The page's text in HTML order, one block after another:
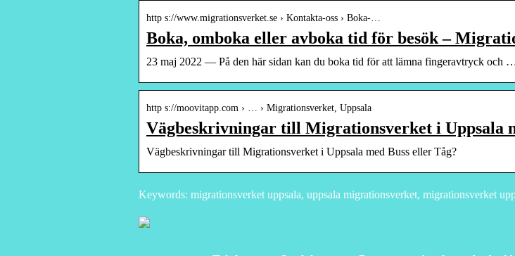
http s://www.migrationsverket.se › Kontakta-oss › Boka-…
Boka, omboka eller avboka tid för besök –
23 maj 2022 — På den här sidan kan du boka tid för att lämna fingeravtryck och
http s://moovitapp.com › … › Migrationsverket, Uppsala
Vägbeskrivningar till Migrationsverket i Uppsala
Vägbeskrivningar till Migrationsverket i Uppsala med Buss eller Tåg?
Keywords: migrationsverket uppsala, uppsala migrationsverket, migrationsverket